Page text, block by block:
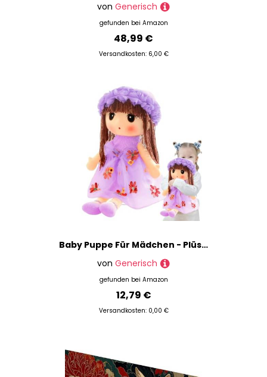
von Generisch
gefunden bei Amazon
48,99 €
Versandkosten: 6,00 €
Baby Puppe Für Mädchen - Plüschpuppe | Weiche Und Niedliche Figur Für Kleinkinder Und Jugendliche Als Schlafbegleiter,Kinderzimmer Zuhause Weihnachten Geburtstag Geschenk
von Generisch
gefunden bei Amazon
12,79 €
Versandkosten: 0,00 €